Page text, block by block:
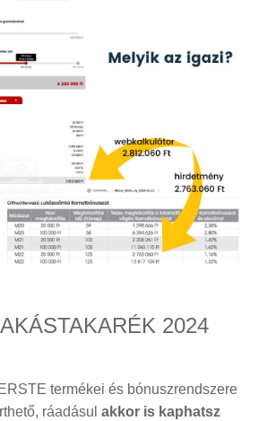
2024
termékei és bónuszrendszere
ráadásul akkor is kaphatsz